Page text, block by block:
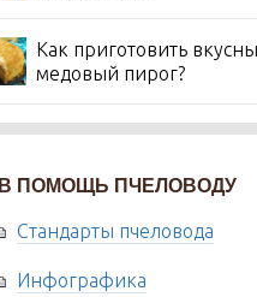
Как приготовить
медовый пирог?
В ПОМОЩЬ ПЧЕЛОВОДУ
Стандарты пчеловода
Инфографика